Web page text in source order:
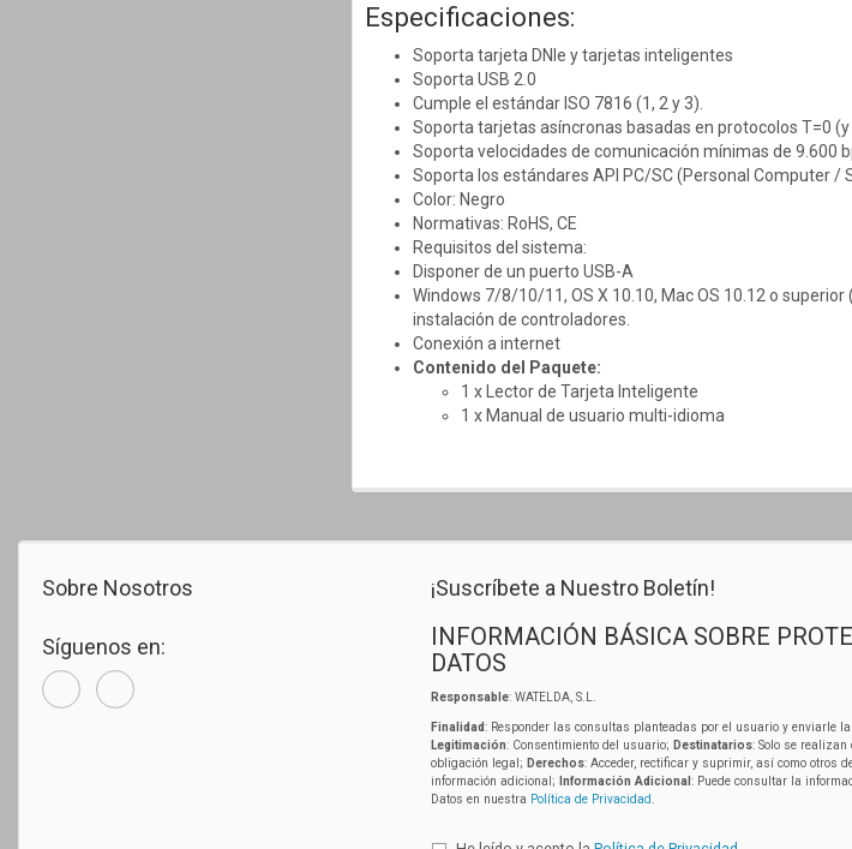
Especificaciones:
Soporta tarjeta DNIe y tarjetas inteligentes
Soporta USB 2.0
Cumple el estándar ISO 7816 (1, 2 y 3).
Soporta tarjetas asíncronas basadas en protocolos T=0 (y
Soporta velocidades de comunicación mínimas de 9.600
Soporta los estándares API PC/SC (Personal Computer /
Color: Negro
Normativas: RoHS, CE
Requisitos del sistema:
Disponer de un puerto USB-A
Windows 7/8/10/11, OS X 10.10, Mac OS 10.12 o
instalación de controladores.
Conexión a internet
Contenido del Paquete:
1 x Lector de Tarjeta Inteligente
1 x Manual de usuario multi-idioma
Sobre Nosotros
Síguenos en:
¡Suscríbete a Nuestro Boletín!
INFORMACIÓN BÁSICA SOBRE
DATOS
Responsable: WATELDA, S.L.
Finalidad: Responder las consultas planteadas por el usuario y enviarle
Legitimación: Consentimiento del usuario; Destinatarios: Solo se realizan
obligación legal; Derechos: Acceder, rectificar y suprimir, así como otros
información adicional;
Información Adicional : Puede consultar la
Datos en nuestra Política de Privacidad.